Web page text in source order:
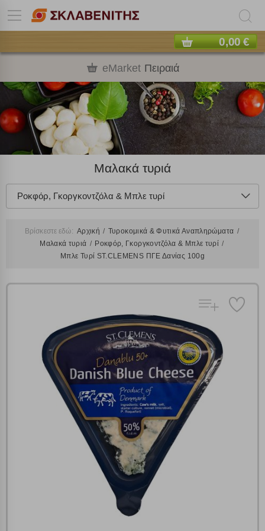
0,00 €
eMarket Πειραιά
Μαλακά τυριά
Ροκφόρ, Γκοργκοντζόλα & Μπλε τυρί
Βρίσκεστε εδώ: Αρχική
Τυροκομικά & Φυτικά Αναπληρώματα
Μαλακά τυριά
Ροκφόρ, Γκοργκοντζόλα & Μπλε τυρί
Μπλε Τυρί ST.CLEMENS ΠΓΕ Δανίας 100g